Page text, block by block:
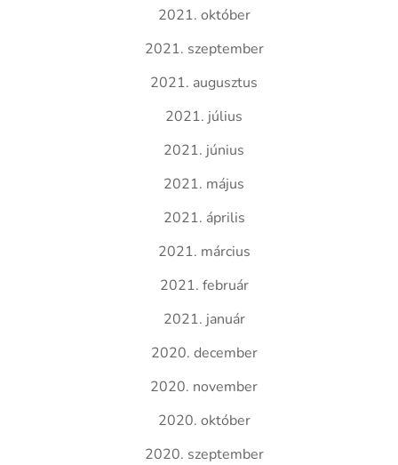
2021. október
2021. szeptember
2021. augusztus
2021. július
2021. június
2021. május
2021. április
2021. március
2021. február
2021. január
2020. december
2020. november
2020. október
2020. szeptember